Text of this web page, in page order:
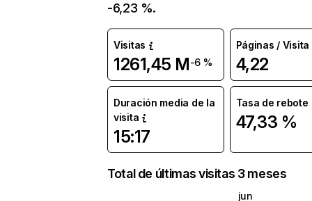
-6,23 %.
Visitas
1261,45 M-6 %
Páginas / Visita
4,22
Duración media de la
visita
15:17
Tasa de rebote
47,33 %
Total de últimas visitas 3 meses
jun